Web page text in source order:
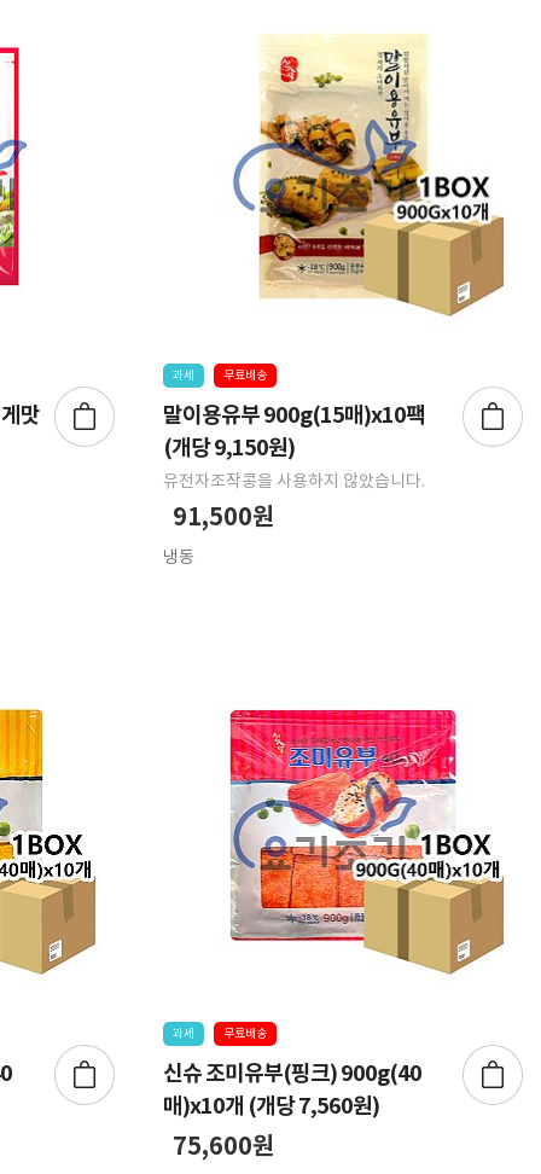
맛
과세 무료배송
말이용유부 900g(15매)x10팩
(개당 9,150원)
유전자조작콩을 사용하지 않았습니다.
91,500원
냉동
과세 무료배송
신슈 조미유부(핑크) 900g(40
매)x10개 (개당 7,560원)
75,600원